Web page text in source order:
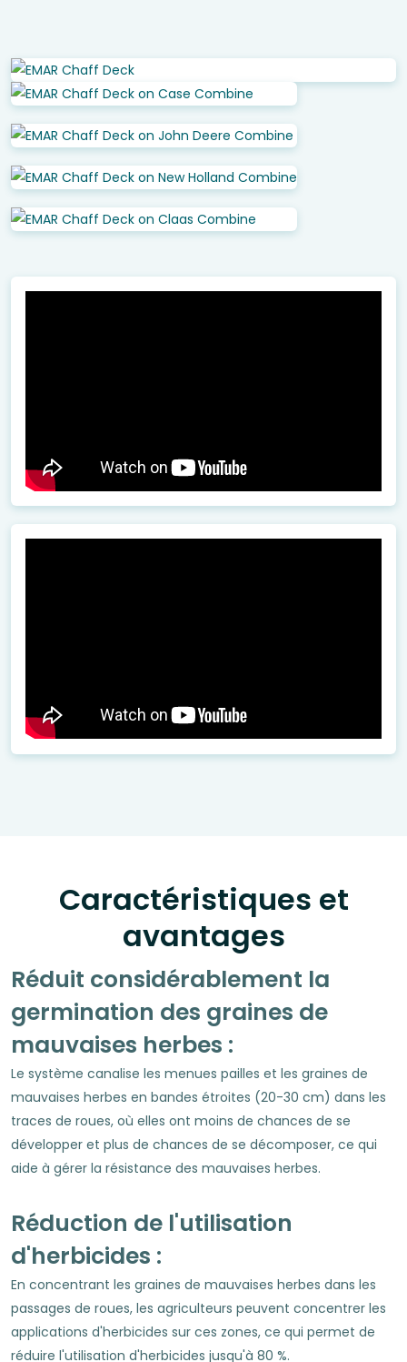
Caractéristiques et
avantages
Réduit considérablement la
germination des graines de
mauvaises herbes :
Le système canalise les menues pailles et les graines de
mauvaises herbes en bandes étroites (20-30 cm) dans les
traces de roues, où elles ont moins de chances de se
développer et plus de chances de se décomposer, ce qui
aide à gérer la résistance des mauvaises herbes.
Réduction de l'utilisation
d'herbicides :
En concentrant les graines de mauvaises herbes dans les
passages de roues, les agriculteurs peuvent concentrer les
applications d'herbicides sur ces zones, ce qui permet de
réduire l'utilisation d'herbicides jusqu'à 80 %.